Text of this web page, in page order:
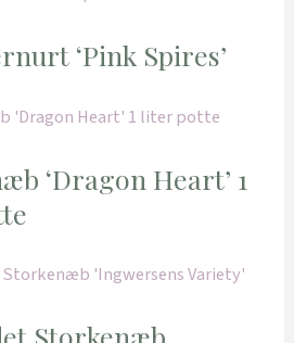
‘Pink Spires’
‘Dragon Heart’ 1